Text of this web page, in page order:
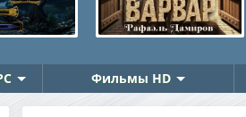
Фильмы HD